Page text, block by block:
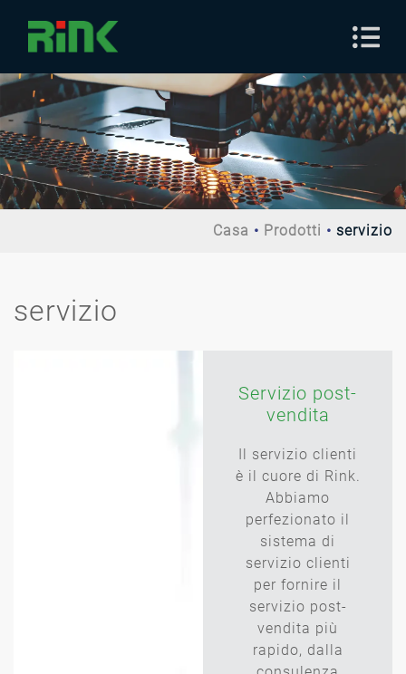
Casa Prodotti servizio
servizio
Servizio post-
vendita
Il servizio clienti
è il cuore di Rink.
Abbiamo
perfezionato il
sistema di
servizio clienti
per fornire il
servizio post-
vendita più
rapido, dalla